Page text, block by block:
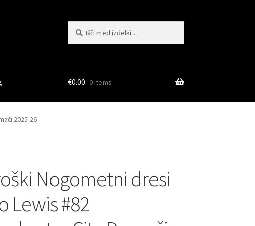
€0.00 0 items
2025-26
Nogometni dresi
Lewis #82